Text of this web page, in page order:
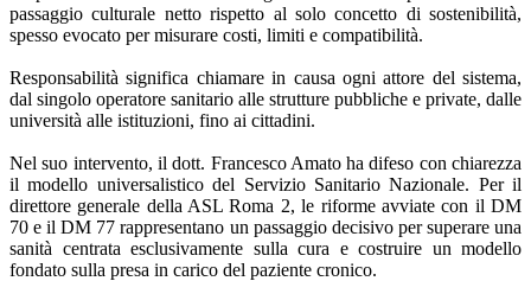
passaggio culturale netto rispetto al solo concetto di sostenibilità,
spesso evocato per misurare costi, limiti e compatibilità.
Responsabilità significa chiamare in causa ogni attore del sistema,
dal singolo operatore sanitario alle strutture pubbliche e private, dalle
università alle istituzioni, fino ai cittadini.
Nel suo intervento, il dott. Francesco Amato ha difeso con chiarezza
il modello universalistico del Servizio Sanitario Nazionale. Per il
direttore generale della ASL Roma 2, le riforme avviate con il DM
70 e il DM 77 rappresentano un passaggio decisivo per superare una
sanità centrata esclusivamente sulla cura e costruire un modello
fondato sulla presa in carico del paziente cronico.